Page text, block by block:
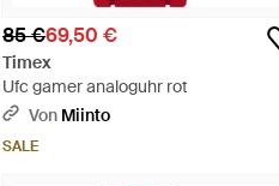
85 €69,50 €
Timex
Ufc gamer analoguhr rot
Von Miinto
SALE